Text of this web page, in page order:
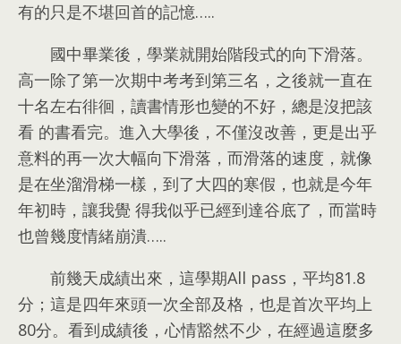
有的只是不堪回首的記憶…..
國中畢業後 ， 學業就開始階段式的向下滑落。
高一除了第一次期中考考到第三名 ， 之後就一直在
十名左右徘徊 ， 讀書情形也變的不好 ， 總是沒把該
看 的書看完。 進入大學後 ， 不僅沒改善 ， 更是出乎
意料的再一次大幅向下滑落 ， 而滑落的速度 ， 就像
是在坐溜滑梯一樣 ， 到了大四的寒假 ， 也就是今年
年初時 ， 讓我覺 得我似乎已經到達谷底了 ， 而當時
也曾幾度情緒崩潰…..
前幾天成績出來 ， 這學期All pass ， 平均81.8
分 ； 這是四年來頭一次全部及格 ， 也是首次平均上
80分。 看到成績後 ，心情豁然不少 ， 在經過這麼多